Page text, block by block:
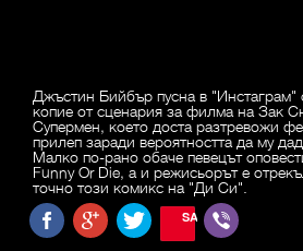
Джъстин Бийбър пусна в "Инстаграм"
копие от сценария за филма на Зак
Супермен, което доста разтревожи
прилеп заради вероятността да му
Малко по-рано обаче певецът
Funny Or Die, а и режисьорът е
точно този комикс на "Ди Си".
SAVE